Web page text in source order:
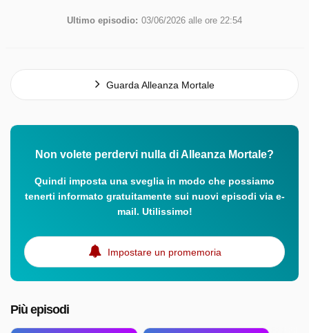
Ultimo episodio: 03/06/2026 alle ore 22:54
Guarda Alleanza Mortale
Non volete perdervi nulla di Alleanza Mortale?
Quindi imposta una sveglia in modo che possiamo
tenerti informato gratuitamente sui nuovi episodi via e-
mail. Utilissimo!
Impostare un promemoria
Più episodi